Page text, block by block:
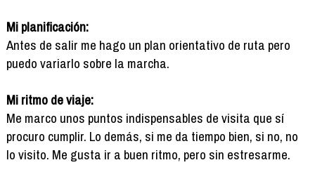
Mi planificación:
Antes de salir me hago un plan orientativo de ruta pero
puedo variarlo sobre la marcha.
Mi ritmo de viaje:
Me marco unos puntos indispensables de visita que sí
procuro cumplir. Lo demás, si me da tiempo bien, si no, no
lo visito. Me gusta ir a buen ritmo, pero sin estresarme.